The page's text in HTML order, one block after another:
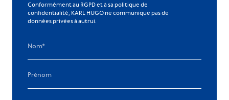
Conformément au RGPD et à sa politique de
confidentialité, KARL HUGO ne communique pas de
données privées à autrui.